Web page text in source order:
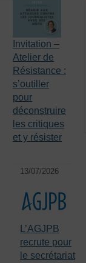
Invitation –
Atelier de
Résistance :
s’outiller
pour
déconstruire
les critiques
et y résister
13/07/2026
L’AGJPB
recrute pour
le secrétariat